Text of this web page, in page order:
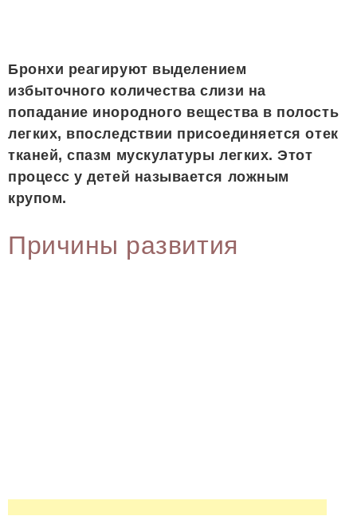
Бронхи реагируют выделением
избыточного количества слизи на
попадание инородного вещества в полость
легких, впоследствии присоединяется отек
тканей, спазм мускулатуры легких. Этот
процесс у детей называется ложным
крупом.
Причины развития